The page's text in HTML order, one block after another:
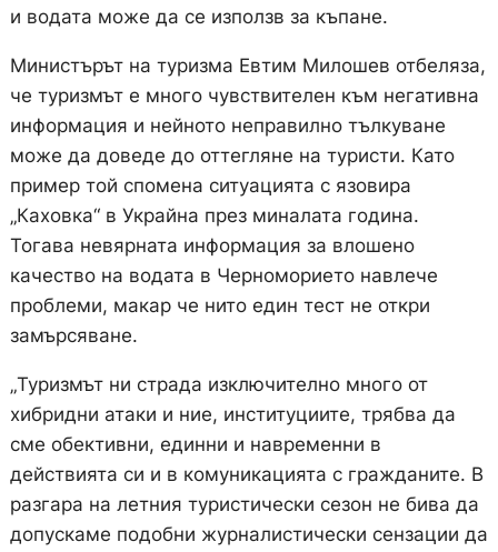
и водата може да се използв за къпане.
Министърът на туризма Евтим Милошев отбеляза,
че туризмът е много чувствителен към негативна
информация и нейното неправилно тълкуване
може да доведе до оттегляне на туристи. Като
пример той спомена ситуацията с язовира
„Каховка“ в Украйна през миналата година.
Тогава невярната информация за влошено
качество на водата в Черноморието навлече
проблеми, макар че нито един тест не откри
замърсяване.
„Туризмът ни страда изключително много от
хибридни атаки и ние, институциите, трябва да
сме обективни, единни и навременни в
действията си и в комуникацията с гражданите. В
разгара на летния туристически сезон не бива да
допускаме подобни журналистически сензации да